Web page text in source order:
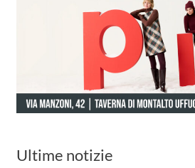
Ultime notizie